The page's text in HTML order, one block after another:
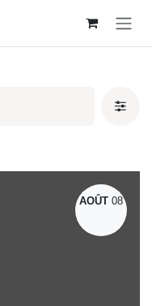
AOÛT 08